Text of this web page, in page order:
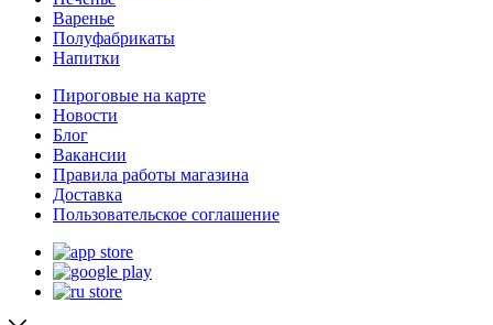
Варенье
Полуфабрикаты
Напитки
Пироговые на карте
Новости
Блог
Вакансии
Правила работы магазина
Доставка
Пользовательское соглашение